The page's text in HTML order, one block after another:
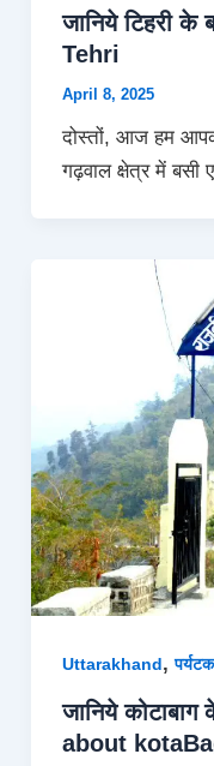
जानिये टिहरी
Tehri
April 8, 2025
दोस्तों, आज हम
गढ़वाल क्षेत्र में बसी
Uttarakhand,
जानिये
about